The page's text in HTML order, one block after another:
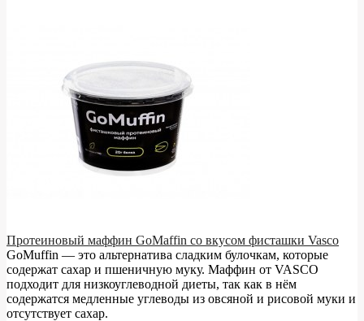
Протеиновый маффин GoMaffin со вкусом фисташки Vasco
GoMuffin — это альтернатива сладким булочкам, которые
содержат сахар и пшеничную муку. Маффин от VASCO
подходит для низкоуглеводной диеты, так как в нём
содержатся медленные углеводы из овсяной и рисовой муки и
отсутствует сахар.